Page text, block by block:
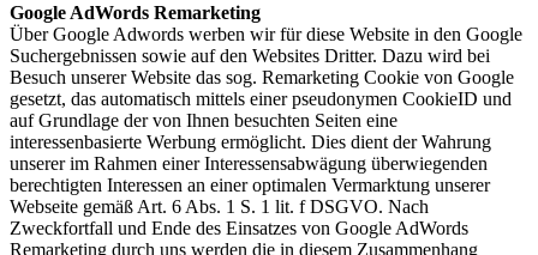
Google AdWords Remarketing
Über Google Adwords werben wir für diese Website in den Google
Suchergebnissen sowie auf den Websites Dritter. Dazu wird bei
Besuch unserer Website das sog. Remarketing Cookie von Google
gesetzt, das automatisch mittels einer pseudonymen CookieID und
auf Grundlage der von Ihnen besuchten Seiten eine
interessenbasierte Werbung ermöglicht. Dies dient der Wahrung
unserer im Rahmen einer Interessensabwägung überwiegenden
berechtigten Interessen an einer optimalen Vermarktung unserer
Webseite gemäß Art. 6 Abs. 1 S. 1 lit. f DSGVO. Nach
Zweckfortfall und Ende des Einsatzes von Google AdWords
Remarketing durch uns werden die in diesem Zusammenhang